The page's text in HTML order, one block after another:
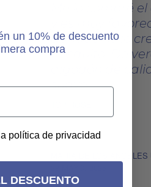
Me lo compré
y es muy
aunque no lo
fresquito. De
algodón de
suave.
MARÍA DE LOS
un 10% de descuento
compra
política de privacidad
DESCUENTO